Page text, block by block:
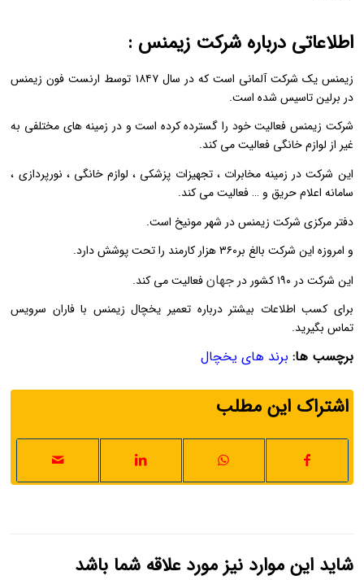
اطلاعاتی درباره شرکت زیمنس :
زیمنس یک شرکت آلمانی است که در سال ۱۸۴۷ توسط ارنست فون زیمنس
در برلین تاسیس شده است.
شرکت زیمنس فعالیت خود را گسترده کرده است و در زمینه های مختلفی به
غیر از لوازم خانگی فعالیت می کند.
این شرکت در زمینه مخابرات ، تجهیزات پزشکی ، لوازم خانگی ، نورپردازی ،
سامانه اعلام حریق و … فعالیت می کند.
دفتر مرکزی شرکت زیمنس در شهر مونیخ است.
و امروزه این شرکت بالغ بر۳۶۰ هزار کارمند را تحت پوشش دارد.
این شرکت در ۱۹۰ کشور در
جهانفعالیت می کند.
برای کسب اطلاعات بیشتر درباره تعمیر یخچال زیمنس با فاران سرویس
تماس بگیرید.
برچسب ها: برند های یخچال
اشتراک این مطلب
شاید این موارد نیز مورد علاقه شما باشد